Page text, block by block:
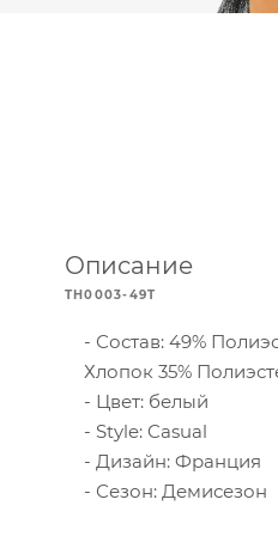
Описание
TH0003-49T
Состав: 49%
Хлопок 35%
Цвет: белый
Style: Casual
Дизайн: Франция
Сезон: Демисезон